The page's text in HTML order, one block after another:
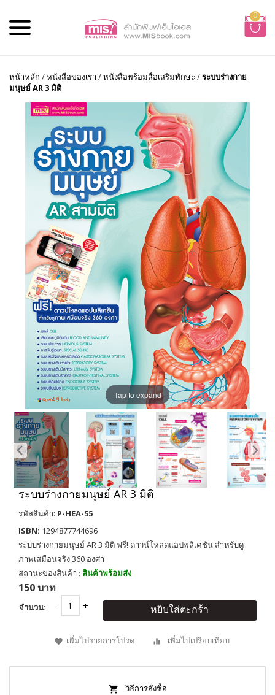
0
หน้าหลัก /หนังสือของเรา /หนังสือพร้อมสื่อเสริมทักษะ /ระบบร่างกาย
มนุษย์ AR 3 มิติ
Tap to expand
ระบบร่างกายมนุษย์ AR 3 มิติ
รหัสสินค้า: P-HEA-55
ISBN: 1294877744696
ระบบร่างกายมนุษย์ AR 3 มิติ ฟรี! ดาวน์โหลดแอปพลิเคชัน สำหรับดู
ภาพเสมือนจริง 360 องศา
สถานะของสินค้า : สินค้าพร้อมส่ง
150 บาท
จำนวน: หยิบใส่ตะกร้า
เพิ่มไปรายการโปรด เพิ่มไปเปรียบเทียบ
วิธีการสั่งซื้อ